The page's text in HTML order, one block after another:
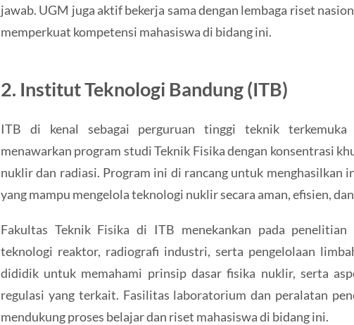
jawab. UGM juga aktif bekerja sama dengan lembaga riset
memperkuat kompetensi mahasiswa di bidang ini.
2. Institut Teknologi Bandung (ITB)
ITB di kenal sebagai perguruan tinggi teknik
menawarkan program studi Teknik Fisika dengan konsentrasi
nuklir dan radiasi. Program ini di rancang untuk menghasilkan
yang mampu mengelola teknologi nuklir secara aman, efisien,
Fakultas Teknik Fisika di ITB menekankan pada penelitian
teknologi reaktor, radiografi industri, serta pengelolaan
dididik untuk memahami prinsip dasar fisika nuklir, serta
regulasi yang terkait. Fasilitas laboratorium dan peralatan
mendukung proses belajar dan riset mahasiswa di bidang ini.